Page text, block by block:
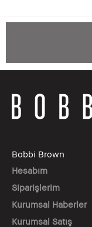
Bobbi Brown
Hesabım
Siparişlerim
Kurumsal Haberler
Kurumsal Satış